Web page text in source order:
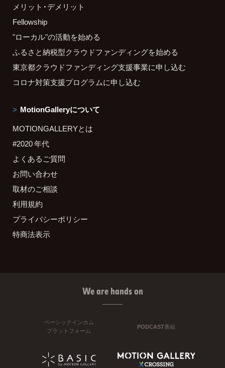
メリット・デメリット
Fellowship
"ローカル"の活動を始める
ふるさと納税型クラウドファンディングを始める
東京都クラウドファンディング支援事業に申し込む
コロナ対策支援プログラムに申し込む
MotionGalleryについて
MOTIONGALLERYとは
#2020 年代
よくあるご質問
お問い合わせ
取材のご相談
利用規約
プライバシーポリシー
特商法表示
We are hands on
ベーシックインカム
プラットフォーム
PODCAST番組